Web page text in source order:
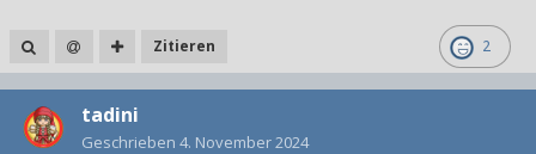
2
Zitieren
tadini
Geschrieben 4. November 2024